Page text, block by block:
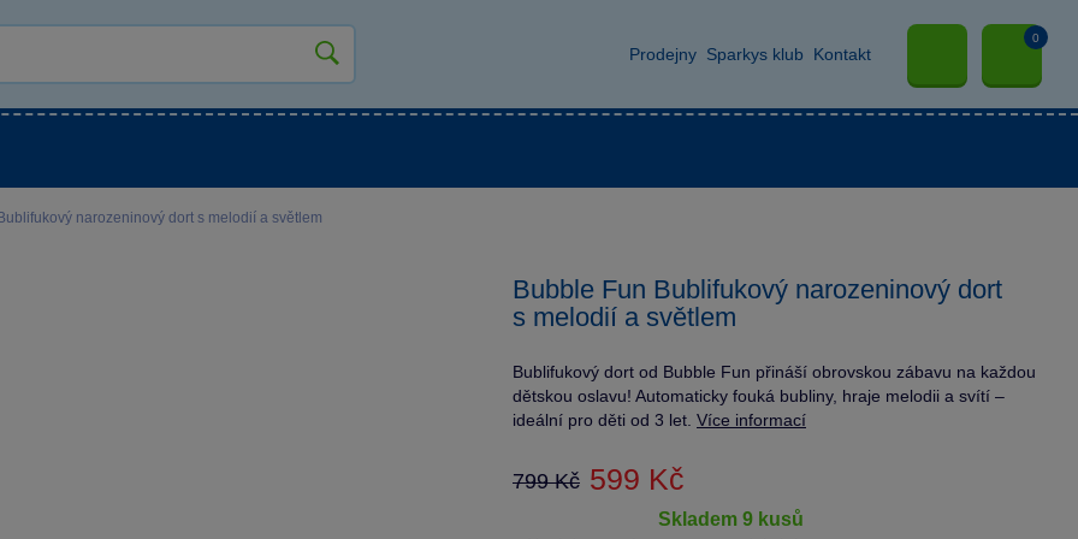
Prodejny Sparkys klub Kontakt
0
narozeninový dort s melodií a světlem
Bubble Fun Bublifukový narozeninový dort
s melodií a světlem
Bublifukový dort od Bubble Fun přináší obrovskou zábavu na každou
dětskou oslavu! Automaticky fouká bubliny, hraje melodii a svítí –
ideální pro děti od 3 let. Více informací
799 Kč 599 Kč
skladem 9 kusů